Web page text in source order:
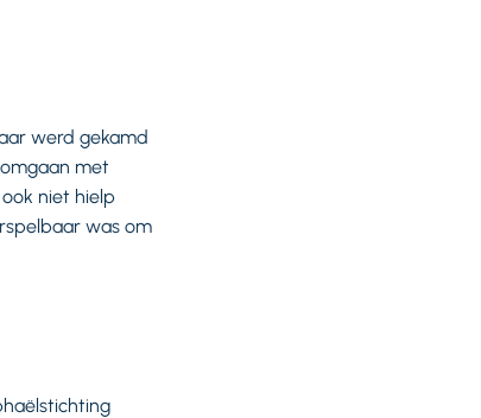
werd gekamd
met
niet hielp
was om